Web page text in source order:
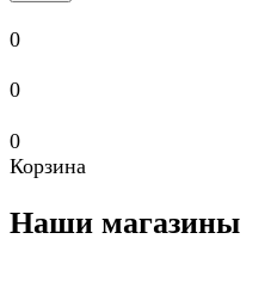
0
0
0
Корзина
Наши магазины